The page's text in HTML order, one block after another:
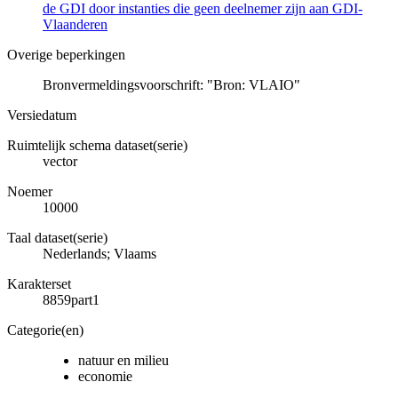
de GDI door instanties die geen deelnemer zijn aan GDI-
Vlaanderen
Overige beperkingen
Bronvermeldingsvoorschrift: "Bron: VLAIO"
Versiedatum
Ruimtelijk schema dataset(serie)
vector
Noemer
10000
Taal dataset(serie)
Nederlands; Vlaams
Karakterset
8859part1
Categorie(en)
natuur en milieu
economie